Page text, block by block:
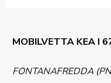
MOBILVETTA KEA I
FONTANAFREDDA